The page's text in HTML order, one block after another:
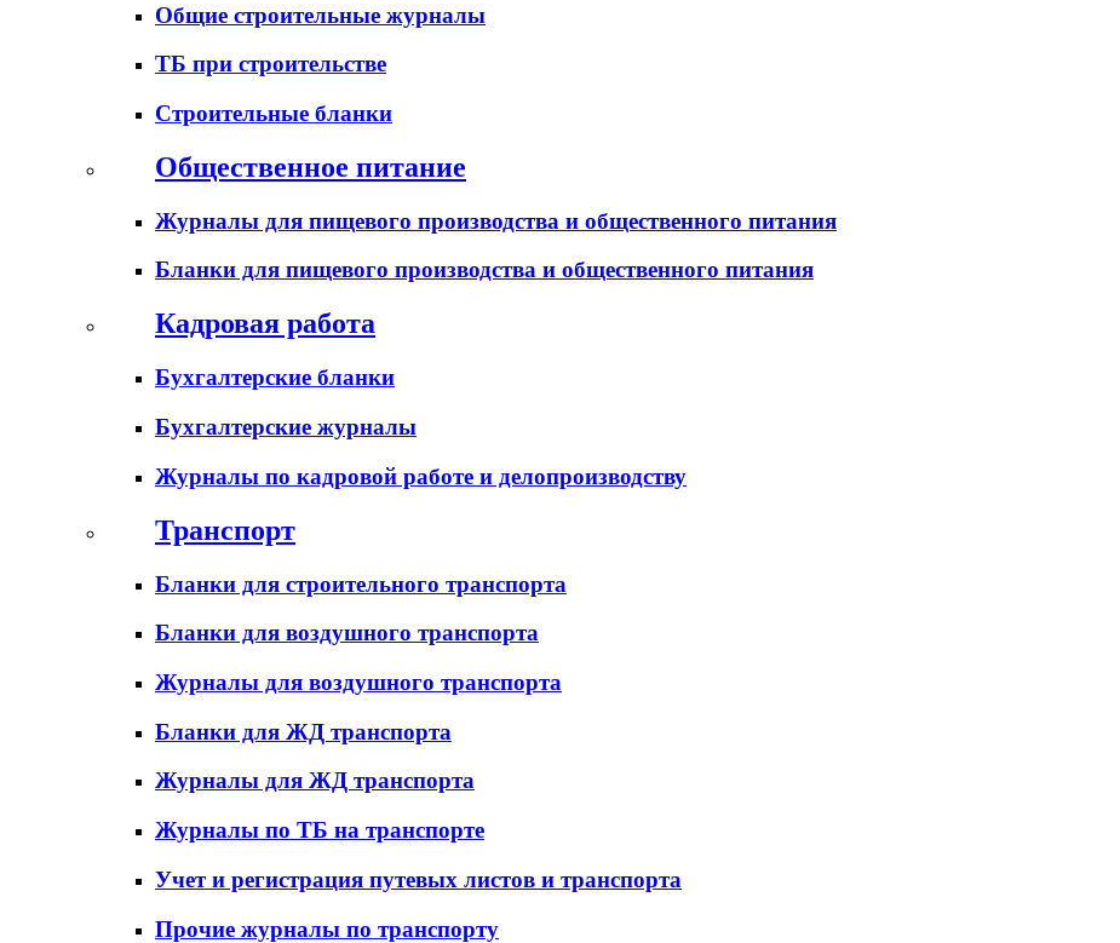
Общие строительные журналы
ТБ при строительстве
Строительные бланки
Общественное питание
Журналы для пищевого производства и общественного питания
Бланки для пищевого производства и общественного питания
Кадровая работа
Бухгалтерские бланки
Бухгалтерские журналы
Журналы по кадровой работе и делопроизводству
Транспорт
Бланки для строительного транспорта
Бланки для воздушного транспорта
Журналы для воздушного транспорта
Бланки для ЖД транспорта
Журналы для ЖД транспорта
Журналы по ТБ на транспорте
Учет и регистрация путевых листов и транспорта
Прочие журналы по транспорту